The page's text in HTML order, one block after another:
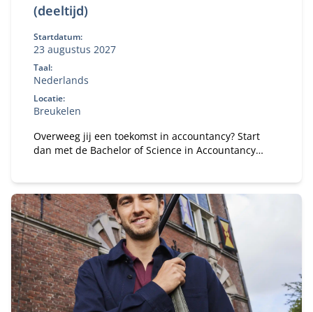
(deeltijd)
Startdatum:
23 augustus 2027
Taal:
Nederlands
Locatie:
Breukelen
Overweeg jij een toekomst in accountancy? Start
dan met de Bachelor of Science in Accountancy